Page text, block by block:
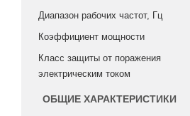
Диапазон рабочих частот, Гц
Коэффициент мощности
Класс защиты от поражения
электрическим током
ОБЩИЕ ХАРАКТЕРИСТИКИ